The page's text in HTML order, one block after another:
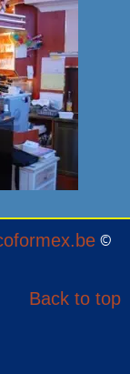
©
Back to top